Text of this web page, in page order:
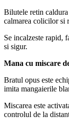
Bilutele retin
calmarea colicilor si
Se incalzeste rapid,
si sigur.
Mana cu miscare
Bratul opus este
imita mangaierile
Miscarea este
controlul de la